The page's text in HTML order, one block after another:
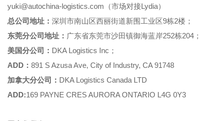
yuki@autochina-logistics.com（市场对接Lydia）
总公司地址： 深圳市南山区西丽街道新围工业区9栋2楼；
东莞分公司地址： 广东省东莞市沙田镇御海蓝岸252栋204；
美国分公司： DKA Logistics Inc；
ADD： 891 S Azusa Ave, City of Industry, CA 91748
加拿大分公司： DKA Logistics Canada LTD
ADD:169 PAYNE CRES AURORA ONTARIO L4G 0Y3